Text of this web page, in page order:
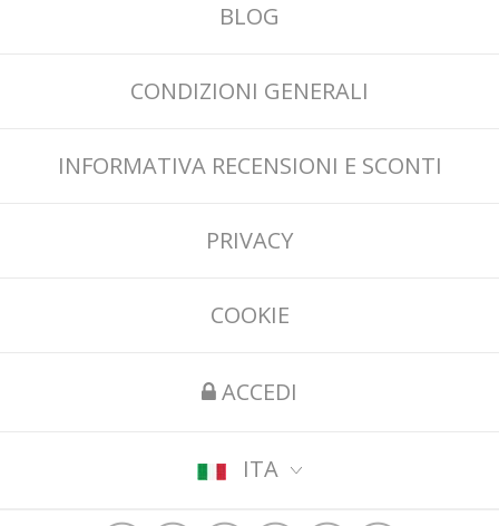
BLOG
CONDIZIONI GENERALI
INFORMATIVA RECENSIONI E SCONTI
PRIVACY
COOKIE
ACCEDI
ITA